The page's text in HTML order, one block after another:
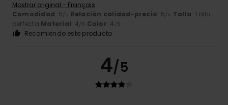
Mostrar original - Français
Comodidad: 5/5 Relación calidad-precio: 5/5 Talla: Talla
perfecta Material: 4/5 Color: 4 /5
Recomiendo este producto
4/5